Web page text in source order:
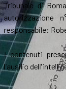
Tribunale di
autorizzazione
responsabile:
I contenuti
l'ausilio